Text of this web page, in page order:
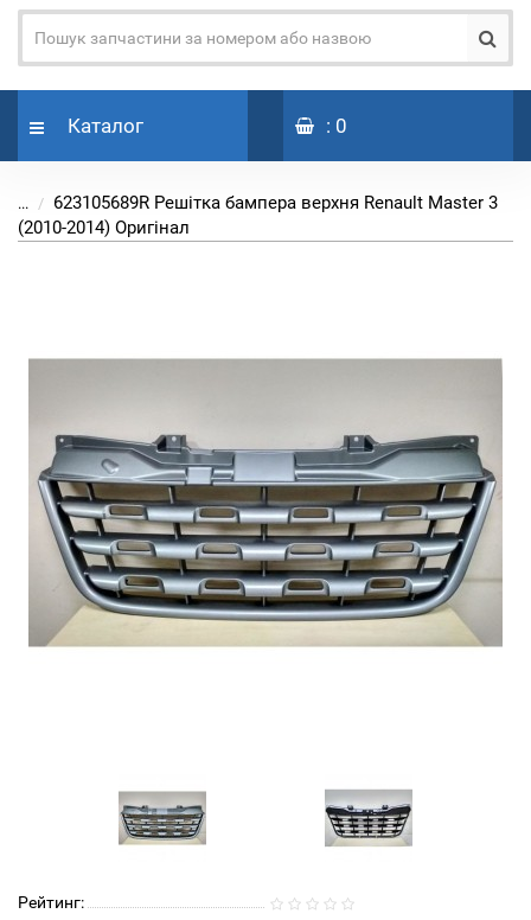
Каталог : 0
...
623105689R Решітка бампера верхня Renault Master 3
(2010-2014) Оригінал
Рейтинг: